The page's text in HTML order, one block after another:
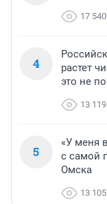
17 540
4
растет
это не
13 119
5
«У меня
с самой
Омска
13 105